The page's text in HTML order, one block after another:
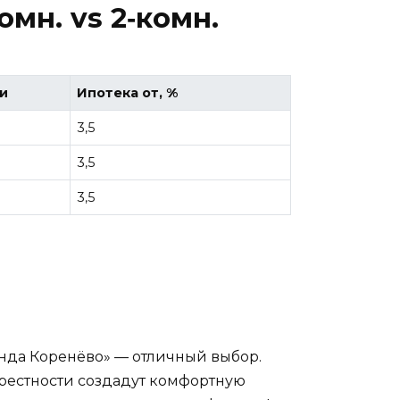
vs 2‑комн.
Ипотека от, %
3,5
3,5
3,5
Коренёво» — отличный выбор.
создадут комфортную